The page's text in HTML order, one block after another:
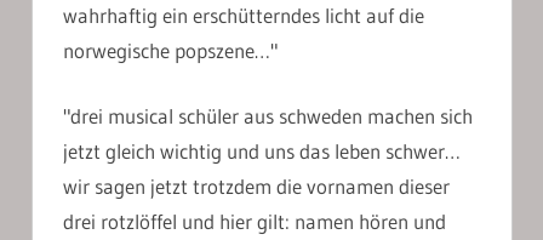
wahrhaftig ein erschütterndes licht auf die
norwegische popszene…"
"drei musical schüler aus schweden machen sich
jetzt gleich wichtig und uns das leben schwer…
wir sagen jetzt trotzdem die vornamen dieser
drei rotzlöffel und hier gilt: namen hören und